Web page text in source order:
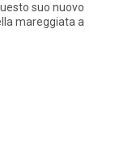
suo nuovo
mareggiata a